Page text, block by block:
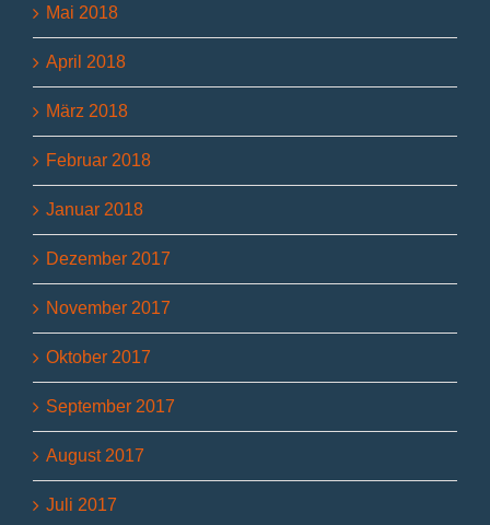
Mai 2018
April 2018
März 2018
Februar 2018
Januar 2018
Dezember 2017
November 2017
Oktober 2017
September 2017
August 2017
Juli 2017